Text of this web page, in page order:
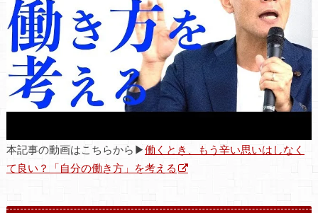
本記事の動画はこちらから▶働くとき、もう辛い思いはしなく
て良い？「自分の働き方」を考える